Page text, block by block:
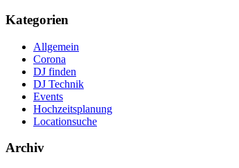
Kategorien
Allgemein
Corona
DJ finden
DJ Technik
Events
Hochzeitsplanung
Locationsuche
Archiv